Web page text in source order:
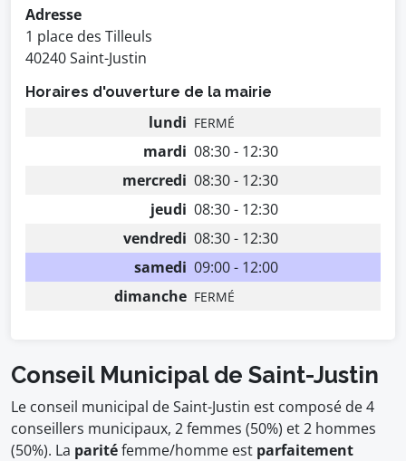
Adresse
1 place des Tilleuls
40240 Saint-Justin
Horaires d'ouverture de la mairie
lundi FERMÉ
mardi 08:30 - 12:30
mercredi 08:30 - 12:30
jeudi 08:30 - 12:30
vendredi 08:30 - 12:30
samedi 09:00 - 12:00
dimanche FERMÉ
Conseil Municipal de Saint-Justin
Le conseil municipal de Saint-Justin est composé de 4
conseillers municipaux, 2 femmes (50%) et 2 hommes
(50%). La paritéfemme/homme est parfaitement